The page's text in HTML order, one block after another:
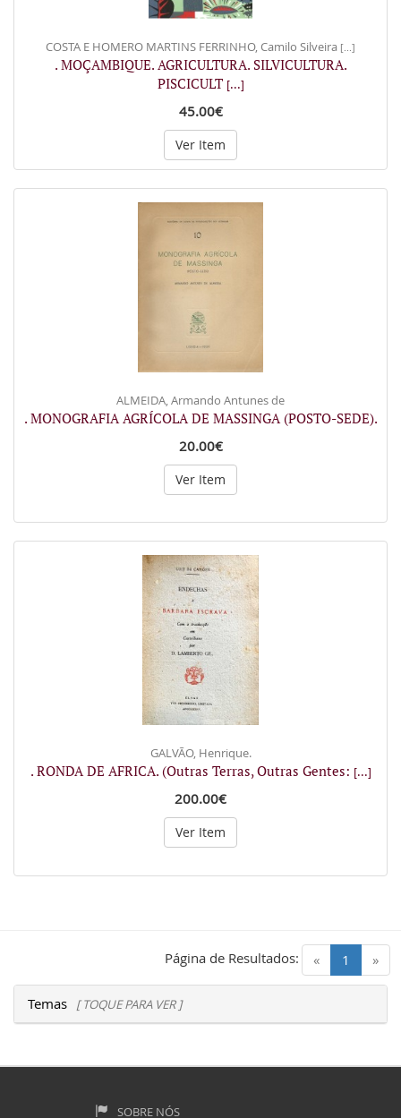
COSTA E HOMERO MARTINS FERRINHO, Camilo Silveira [...]
. MOÇAMBIQUE. AGRICULTURA. SILVICULTURA.
PISCICULT [...]
45.00€
Ver Item
ALMEIDA, Armando Antunes de
. MONOGRAFIA AGRÍCOLA DE MASSINGA (POSTO-SEDE).
20.00€
Ver Item
GALVÃO, Henrique.
. RONDA DE AFRICA. (Outras Terras, Outras Gentes: [...]
200.00€
Ver Item
« 1 (current)
»
Página de Resultados:
Temas [ TOQUE PARA VER ]
SOBRE NÓS